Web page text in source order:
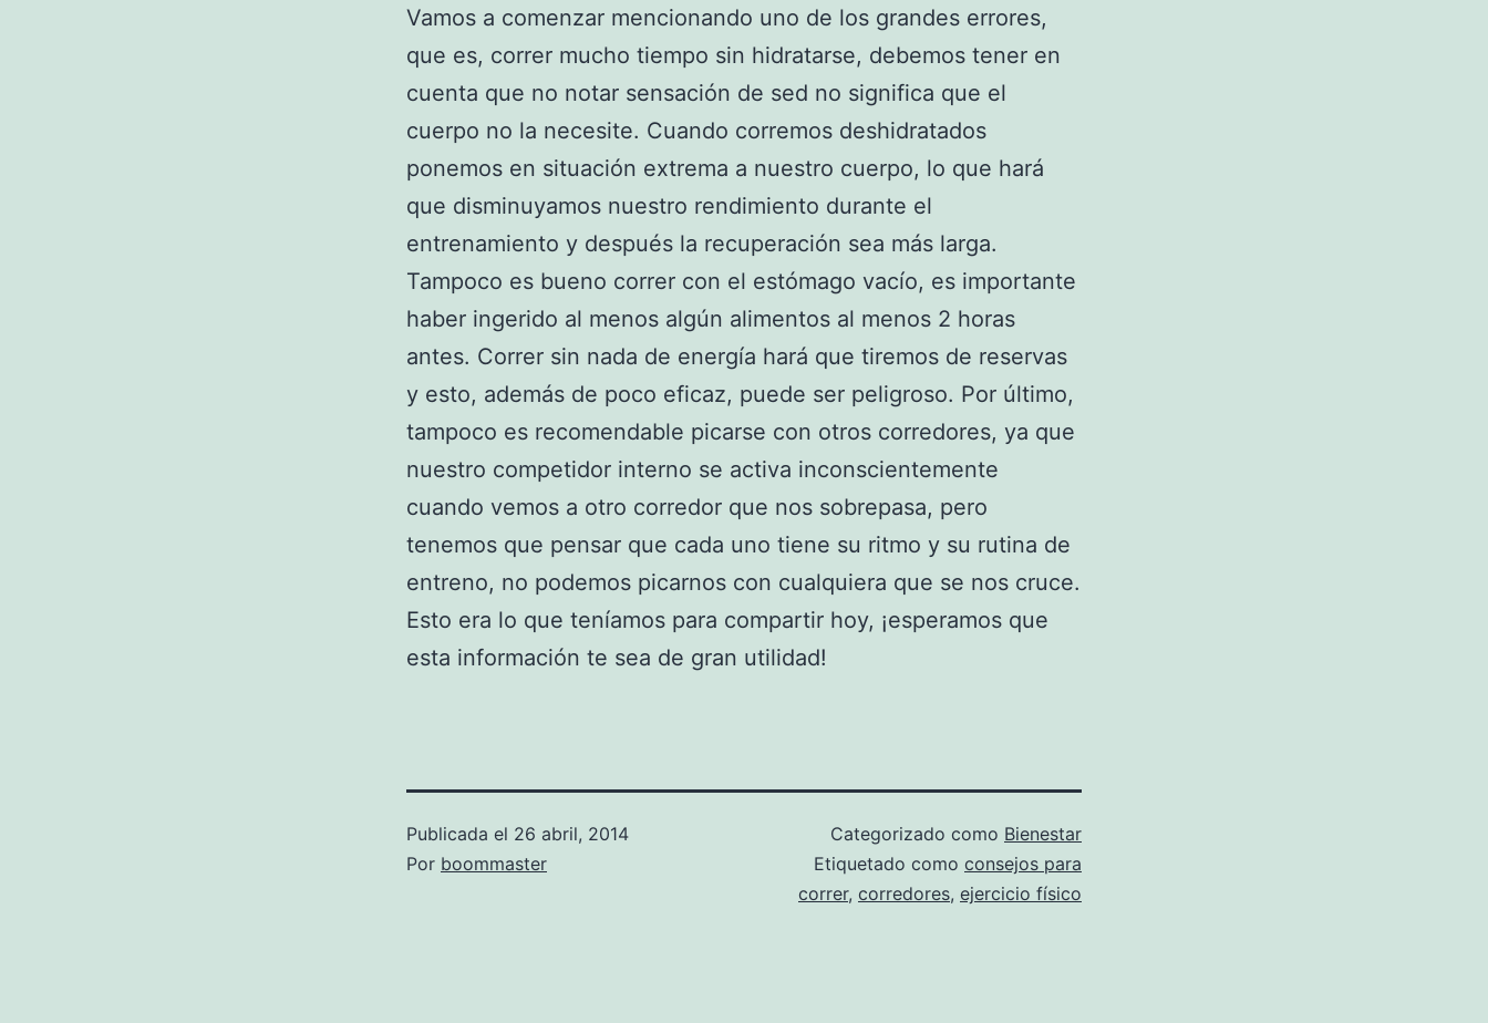
Vamos a comenzar mencionando uno de los grandes errores,
que es, correr mucho tiempo sin hidratarse, debemos tener en
cuenta que no notar sensación de sed no significa que el
cuerpo no la necesite. Cuando corremos deshidratados
ponemos en situación extrema a nuestro cuerpo, lo que hará
que disminuyamos nuestro rendimiento durante el
entrenamiento y después la recuperación sea más larga.
Tampoco es bueno correr con el estómago vacío, es importante
haber ingerido al menos algún alimentos al menos 2 horas
antes. Correr sin nada de energía hará que tiremos de reservas
y esto, además de poco eficaz, puede ser peligroso. Por último,
tampoco es recomendable picarse con otros corredores, ya que
nuestro competidor interno se activa inconscientemente
cuando vemos a otro corredor que nos sobrepasa, pero
tenemos que pensar que cada uno tiene su ritmo y su rutina de
entreno, no podemos picarnos con cualquiera que se nos cruce.
Esto era lo que teníamos para compartir hoy, ¡esperamos que
esta información te sea de gran utilidad!
Publicada el 26 abril, 2014
Por boommaster
Categorizado como Bienestar
Etiquetado como consejos para
correr, corredores, ejercicio físico